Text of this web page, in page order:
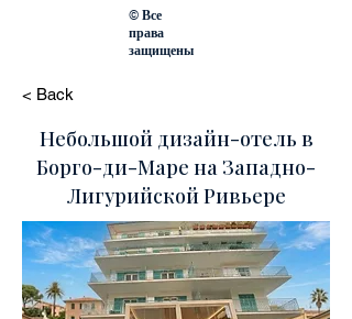
© Все
права
защищены
< Back
Небольшой дизайн-отель в
Борго-ди-Маре на Западно-
Лигурийской Ривьере